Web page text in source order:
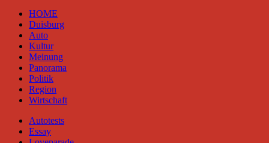
HOME
Duisburg
Auto
Kultur
Meinung
Panorama
Politik
Region
Wirtschaft
Autotests
Essay